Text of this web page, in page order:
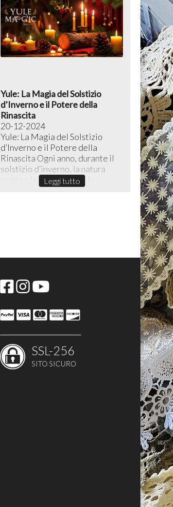
Yule: La Magia del Solstizio
d’Inverno e il Potere della
Rinascita
20-12-2024
Yule: La Magia del Solstizio
d’Inverno e il Potere della
Rinascita ​Ogni anno, durante il
solstizio d’inverno, la natura
sembra fermarsi in un sile...
Leggi tutto
SSL-256
SITO SICURO